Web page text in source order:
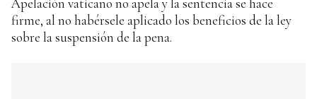
firme, al no habérsele aplicado los beneficios de la ley
sobre la suspensión de la pena.